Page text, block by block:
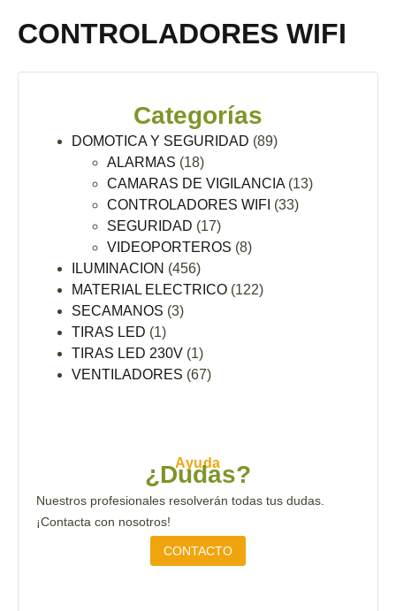
CONTROLADORES WIFI
Categorías
DOMOTICA Y SEGURIDAD (89)
ALARMAS (18)
CAMARAS DE VIGILANCIA (13)
CONTROLADORES WIFI (33)
SEGURIDAD (17)
VIDEOPORTEROS (8)
ILUMINACION (456)
MATERIAL ELECTRICO (122)
SECAMANOS (3)
TIRAS LED (1)
TIRAS LED 230V (1)
VENTILADORES (67)
Ayuda
¿Dudas?
Nuestros profesionales resolverán todas tus dudas.
¡Contacta con nosotros!
CONTACTO